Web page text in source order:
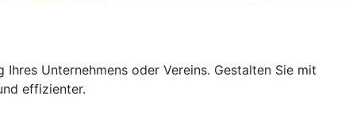
Unternehmens oder Vereins. Gestalten Sie mit
effizienter.